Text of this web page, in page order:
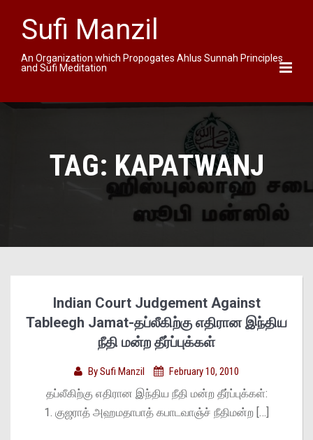
Sufi Manzil
An Organization which Propogates Ahlus Sunnah Principles
and Sufi Meditation
TAG: KAPATWANJ
Indian Court Judgement Against
Tableegh Jamat-தப்லீகிற்கு எதிரான இந்திய
நீதி மன்ற தீர்ப்புக்கள்
BySufi Manzil February 10, 2010
தப்லீகிற்கு எதிரான இந்திய நீதி மன்ற தீர்ப்புக்கள்:
1. குஜராத் அஹமதாபாத் கபாடவாஞ்ச் நீதிமன்ற […]